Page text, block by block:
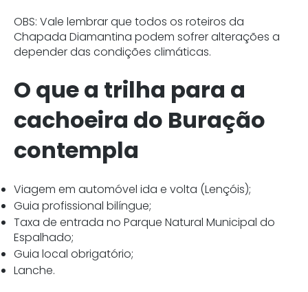
OBS: Vale lembrar que todos os roteiros da
Chapada Diamantina podem sofrer alterações a
depender das condições climáticas.
O que a trilha para a
cachoeira do Buração
contempla
Viagem em automóvel ida e volta (Lençóis);
Guia profissional bilíngue;
Taxa de entrada no Parque Natural Municipal do
Espalhado;
Guia local obrigatório;
Lanche.